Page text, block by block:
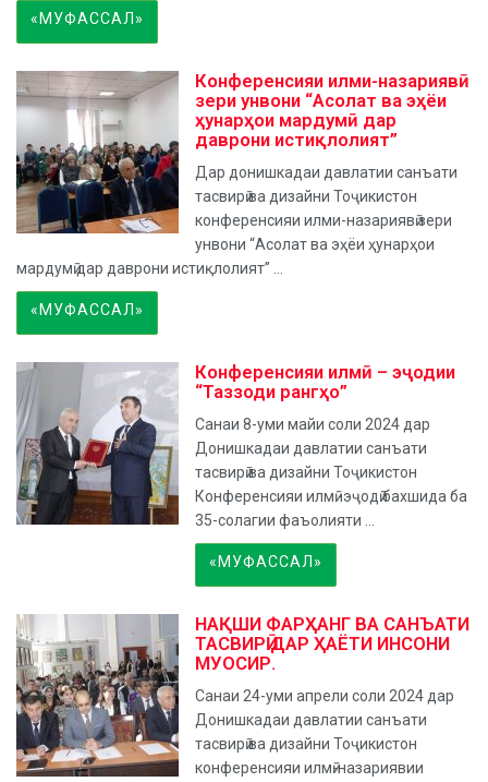
«МУФАССАЛ»
Конференсияи илми-назариявӣ
зери унвони “Асолат ва эҳёи
ҳунарҳои мардумӣ дар
даврони истиқлолият”
Дар донишкадаи давлатии санъати
тасвирӣ ва дизайни Тоҷикистон
конференсияи илми-назариявӣ зери
унвони “Асолат ва эҳёи ҳунарҳои
мардумӣ дар даврони истиқлолият” ...
«МУФАССАЛ»
Конференсияи илмӣ – эҷодии
“Таззоди рангҳо”
Санаи 8-уми майи соли 2024 дар
Донишкадаи давлатии санъати
тасвирӣ ва дизайни Тоҷикистон
Конференсияи илмӣ -эҷодӣ бахшида ба
35-солагии фаъолияти ...
«МУФАССАЛ»
НАҚШИ ФАРҲАНГ ВА САНЪАТИ
ТАСВИРӢ ДАР ҲАЁТИ ИНСОНИ
МУОСИР.
Санаи 24-уми апрели соли 2024 дар
Донишкадаи давлатии санъати
тасвирӣ ва дизайни Тоҷикистон
конференсияи илмӣ-назариявии